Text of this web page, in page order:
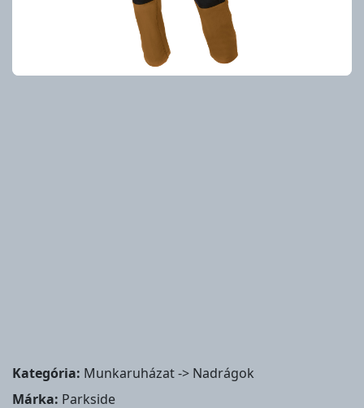
Kategória: Munkaruházat -> Nadrágok
Márka: Parkside